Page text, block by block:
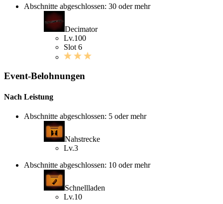
Abschnitte abgeschlossen: 30 oder mehr
Decimator
Lv.100
Slot 6
Event-Belohnungen
Nach Leistung
Abschnitte abgeschlossen: 5 oder mehr
Nahstrecke
Lv.3
Abschnitte abgeschlossen: 10 oder mehr
Schnellladen
Lv.10